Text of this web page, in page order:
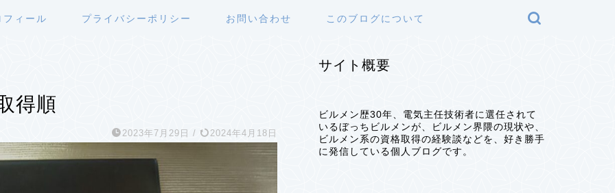
フィール プライバシーポリシー お問い合わせ このブログについて
得順
2023年7月29日 / 2024年4月18日
サイト概要
ビルメン歴30年、電気主任技術者に選任されて
いるぼっちビルメンが、ビルメン界隈の現状や、
ビルメン系の資格取得の経験談などを、好き勝手
に発信している個人ブログです。